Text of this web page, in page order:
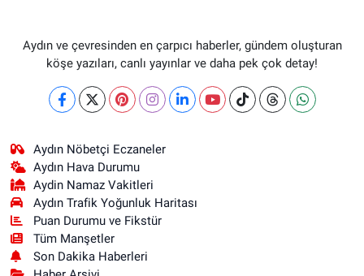
Aydın ve çevresinden en çarpıcı haberler, gündem oluşturan
köşe yazıları, canlı yayınlar ve daha pek çok detay!
Aydın Nöbetçi Eczaneler
Aydın Hava Durumu
Aydin Namaz Vakitleri
Aydın Trafik Yoğunluk Haritası
Puan Durumu ve Fikstür
Tüm Manşetler
Son Dakika Haberleri